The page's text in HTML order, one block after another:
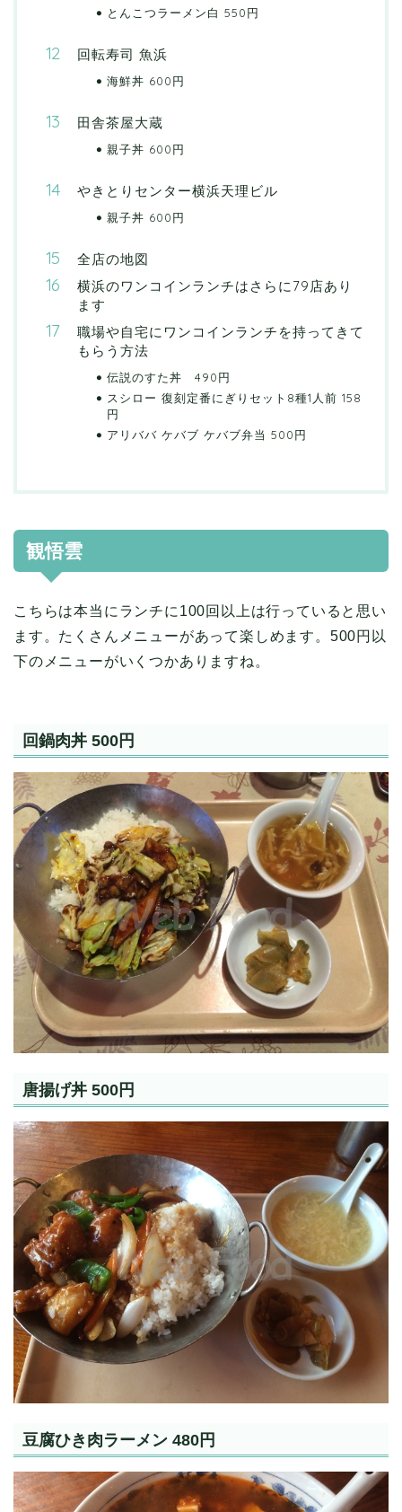
とんこつラーメン白 550円
回転寿司 魚浜
海鮮丼 600円
田舎茶屋大蔵
親子丼 600円
やきとりセンター横浜天理ビル
親子丼 600円
全店の地図
横浜のワンコインランチはさらに79店あり
ます
職場や自宅にワンコインランチを持ってきて
もらう方法
伝説のすた丼 490円
スシロー 復刻定番にぎりセット8種1人前 158
円
アリババ ケバブ ケバブ弁当 500円
観悟雲
こちらは本当にランチに100回以上は行っていると思い
ます。たくさんメニューがあって楽しめます。500円以
下のメニューがいくつかありますね。
回鍋肉丼 500円
唐揚げ丼 500円
豆腐ひき肉ラーメン 480円